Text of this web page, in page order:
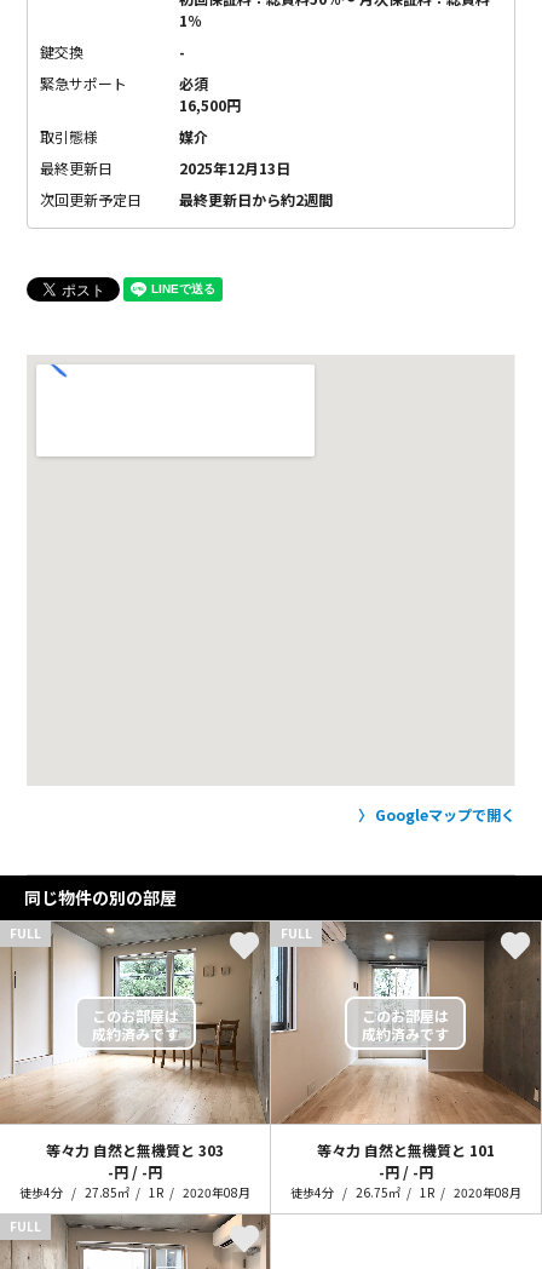
1％
鍵交換
-
緊急サポート
必須
16,500円
取引態様
媒介
最終更新日
2025年12月13日
次回更新予定日
最終更新日から約2週間
Googleマップで開く
同じ物件の別の部屋
FULL
等々力 自然と無機質と 303
-円 / -円
徒歩4分 27.85㎡ 1R 2020年08月
FULL
等々力 自然と無機質と 101
-円 / -円
徒歩4分 26.75㎡ 1R
2020年08月
FULL